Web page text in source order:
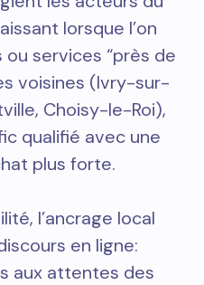
lorsque l’on
services “près de
voisines (Ivry-sur-
Choisy-le-Roi),
qualifié avec une
plus forte.
l’ancrage local
en ligne:
aux attentes des